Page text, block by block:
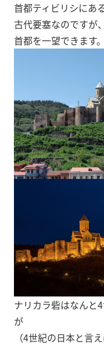
首都ティビリシにあ
古代要塞なのですが
首都を一望できます。
ナリカラ砦はなんと
が
（4世紀の日本と言